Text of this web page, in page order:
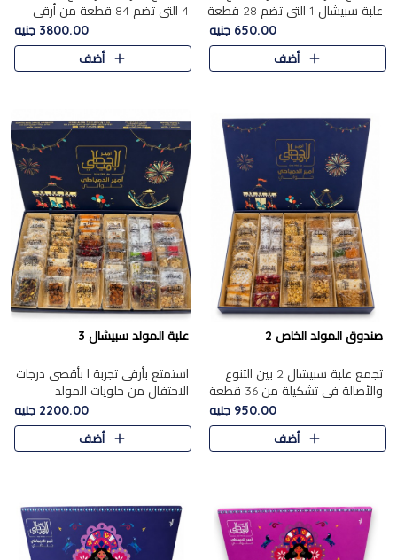
علبة سبيشال 1 التي تضم 28 قطعة
من تشكيلة مختارة بعناية من أفخر
حلويات المولد المصرية الأصلية
الشرقية. تحتوي ال..
650.00 جنيه
أضف
4 التي تضم 84 قطعة من أرقى
حلويات المولد الشرقية، في تشكيلة
غنية تجمع بين الحلويات التقليدية
والمكسرات الفاخرة. تحتوي العلبة
3800.00 جنيه
أضف
صندوق المولد الخاص 2
تجمع علبة سبيشال 2 بين التنوع
والأصالة في تشكيلة من 36 قطعة
تضم أشهر حلويات المولد الشرقية.
تحتوي العلبة على الجزرية بالفول،
والجزرية بالبن..
950.00 جنيه
أضف
علبة المولد سبيشال 3
استمتع بأرقى تجربة ا بأقصى درجات
الاحتفال من حلويات المولد
المصريه الأصيلة مع هذه الفخامة
مع علبة سبيشال 3 التي تضم 56
قطعة من تشكيلة استثن..
2200.00 جنيه
أضف